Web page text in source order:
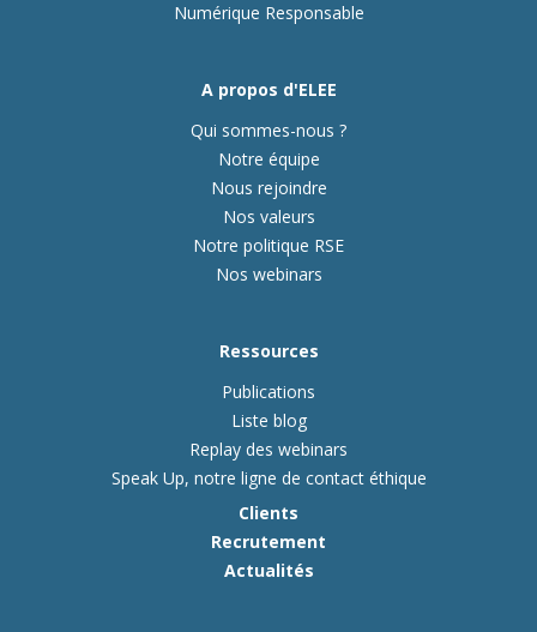
Numérique Responsable
A propos d'ELEE
Qui sommes-nous ?
Notre équipe
Nous rejoindre
Nos valeurs
Notre politique RSE
Nos webinars
Ressources
Publications
Liste blog
Replay des webinars
Speak Up, notre ligne de contact éthique
Clients
Recrutement
Actualités